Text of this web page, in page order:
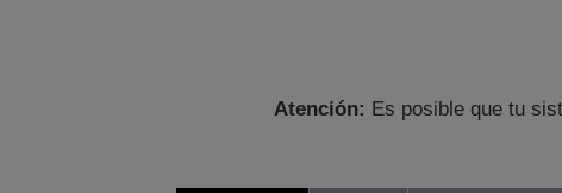
Atención: Es posible que tu